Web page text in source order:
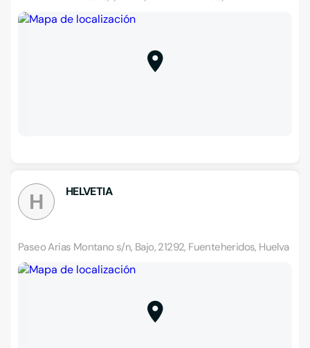
H HELVETIA
Paseo Arias Montano s/n, Bajo, 21292, Fuenteheridos, Huelva